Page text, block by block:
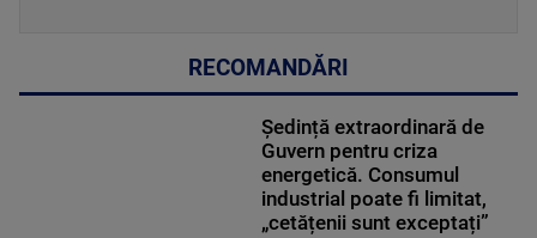
RECOMANDĂRI
Ședință extraordinară de
Guvern pentru criza
energetică. Consumul
industrial poate fi limitat,
„cetățenii sunt exceptați”